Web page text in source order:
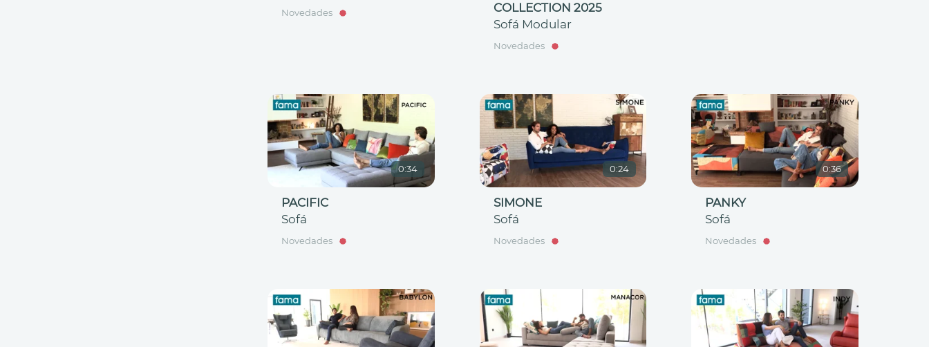
Novedades
COLLECTION 2025
Sofá Modular
Novedades
0:34
PACIFIC
Sofá
Novedades
0:24
SIMONE
Sofá
Novedades
0:36
PANKY
Sofá
Novedades